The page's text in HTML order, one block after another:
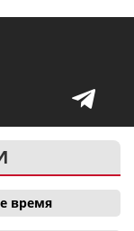
время